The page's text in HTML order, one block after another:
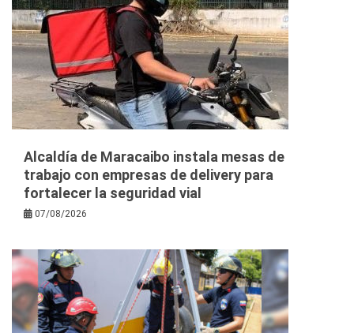
Alcaldía de Maracaibo instala mesas de
trabajo con empresas de delivery para
fortalecer la seguridad vial
07/08/2026